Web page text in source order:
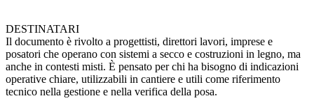
DESTINATARI
Il documento è rivolto a progettisti, direttori lavori, imprese e
posatori che operano con sistemi a secco e costruzioni in legno, ma
anche in contesti misti. È pensato per chi ha bisogno di indicazioni
operative chiare, utilizzabili in cantiere e utili come riferimento
tecnico nella gestione e nella verifica della posa.